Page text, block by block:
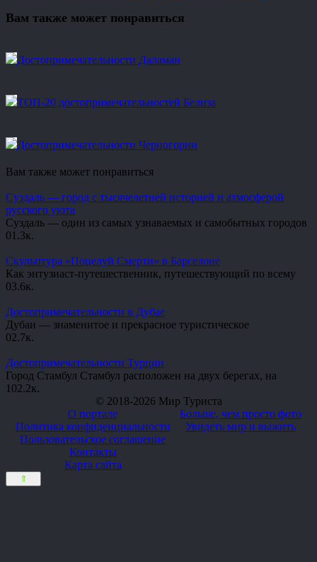
Вам также может понравиться
Достопримечательности Даламан
ТОП-20 достопримечательностей Белиза
Достопримечательности Черногории
Вам также может понравиться
Суздаль — город с тысячелетней историей и атмосферой
русского уюта
Суздаль — один из самых узнаваемых и самобытных городов
01.3к.
Скульптура «Поцелуй Смерти» в Барселоне
Как энтузиаст-путешественник, путешествующий по всему
03.6к.
Достопримечательности в Дубае
Дубаи — знаменитое и прекрасное туристическое
02.7к.
Достопримечательности Турции
Город Стамбул Стамбул расположен на двух берегах, на
102.2к.
© 2018-2026 Мир Туриста
О портале
Политика конфиденциальности
Пользовательское соглашение
Контакты
Карта сайта
Больше, чем просто фото
Увидеть мир и выжить